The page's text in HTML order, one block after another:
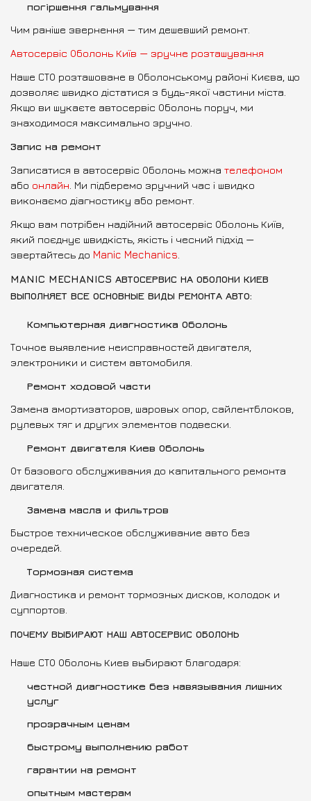
погіршення гальмування
Чим раніше звернення — тим дешевший ремонт.
Автосервіс Оболонь Київ — зручне розташування
Наше СТО розташоване в Оболонському районі Києва, що
дозволяє швидко дістатися з будь-якої частини міста.
Якщо ви шукаєте автосервіс Оболонь поруч, ми
знаходимося максимально зручно.
Запис на ремонт
Записатися в автосервіс Оболонь можна телефоном
або онлайн . Ми підберемо зручний час і швидко
виконаємо діагностику або ремонт.
Якщо вам потрібен надійний автосервіс Оболонь Київ,
який поєднує швидкість, якість і чесний підхід —
звертайтесь до Manic Mechanics
MANIC MECHANICS АВТОСЕРВИС НА ОБОЛОНИ КИЕВ
ВЫПОЛНЯЕТ ВСЕ ОСНОВНЫЕ ВИДЫ РЕМОНТА АВТО:
Компьютерная диагностика Оболонь
Точное выявление неисправностей двигателя,
электроники и систем автомобиля.
Ремонт ходовой части
Замена амортизаторов, шаровых опор, сайлентблоков,
рулевых тяг и других элементов подвески.
Ремонт двигателя Киев Оболонь
От базового обслуживания до капитального ремонта
двигателя.
Замена масла и фильтров
Быстрое техническое обслуживание авто без
очередей.
Тормозная система
Диагностика и ремонт тормозных дисков, колодок и
суппортов.
ПОЧЕМУ ВЫБИРАЮТ НАШ АВТОСЕРВИС ОБОЛОНЬ
Наше СТО Оболонь Киев выбирают благодаря:
честной диагностике без навязывания лишних
услуг
прозрачным ценам
быстрому выполнению работ
гарантии на ремонт
опытным мастерам